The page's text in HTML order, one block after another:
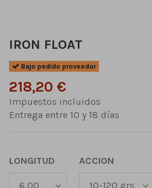
IRON FLOAT
Bajo pedido proveedor
218,20 €
Impuestos incluidos
Entrega entre 10 y 18 días
LONGITUD ACCION